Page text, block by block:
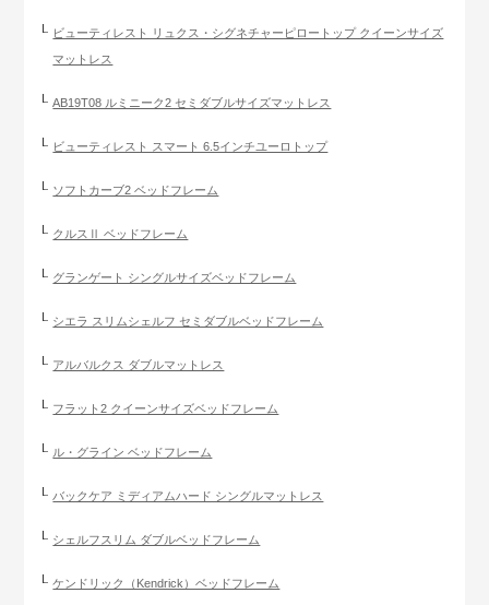
ビューティレスト リュクス・シグネチャーピロートップ クイーンサイズ
マットレス
AB19T08 ルミニーク2 セミダブルサイズマットレス
ビューティレスト スマート 6.5インチユーロトップ
ソフトカーブ2 ベッドフレーム
クルスⅡ ベッドフレーム
グランゲート シングルサイズベッドフレーム
シエラ スリムシェルフ セミダブルベッドフレーム
アルバルクス ダブルマットレス
フラット2 クイーンサイズベッドフレーム
ル・グライン ベッドフレーム
バックケア ミディアムハード シングルマットレス
シェルフスリム ダブルベッドフレーム
ケンドリック（Kendrick）ベッドフレーム